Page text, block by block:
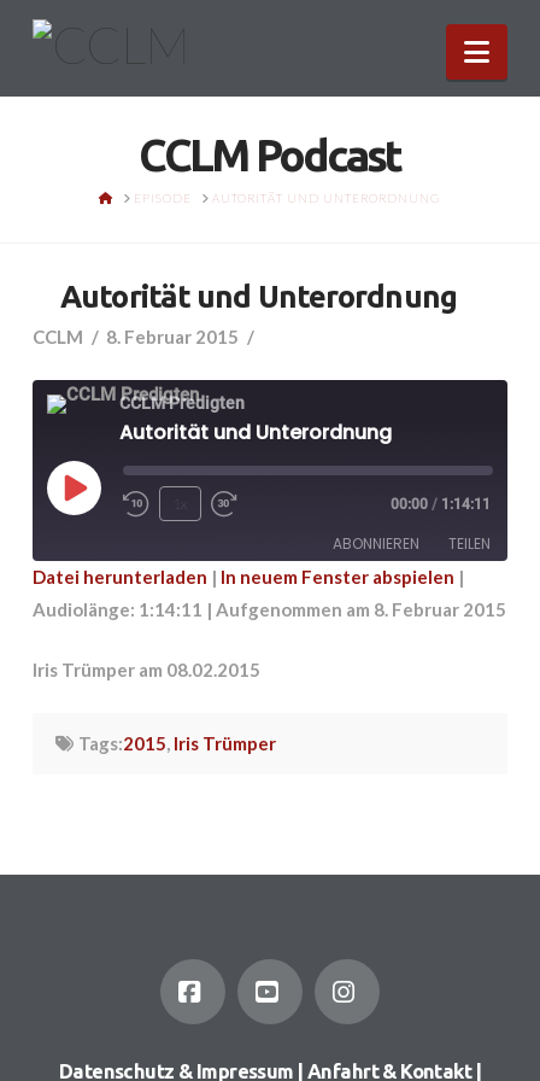
CCLM Podcast
HOMEEPISODE AUTORITÄT UND UNTERORDNUNG
Autorität und Unterordnung
CCLM 8. Februar 2015
CCLM Predigten
Autorität und Unterordnung
Play
00:00 / 1:14:11
ABONNIEREN TEILEN
TEILEN
LINK
Datei herunterladen | In neuem Fenster abspielen |
Audiolänge: 1:14:11 | Aufgenommen am 8. Februar 2015
Iris Trümper am 08.02.2015
Tags:2015, Iris Trümper
Datenschutz & Impressum Anfahrt & Kontakt